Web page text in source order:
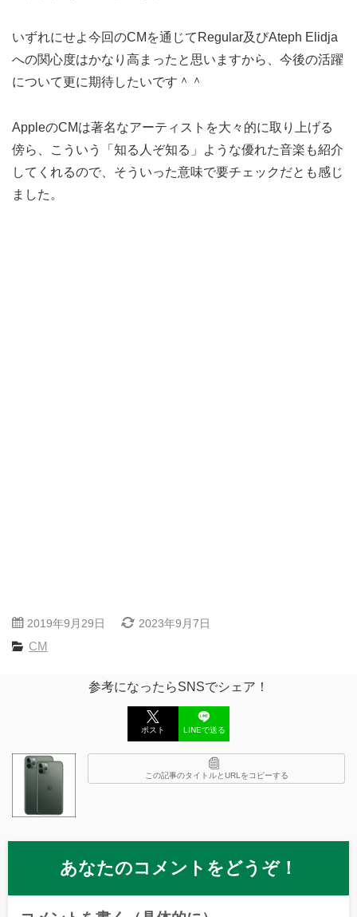
いずれにせよ今回のCMを通じてRegular及びAteph Elidja
への関心度はかなり高まったと思いますから、今後の活躍
について更に期待したいです＾＾
AppleのCMは著名なアーティストを大々的に取り上げる
傍ら、こういう「知る人ぞ知る」ような優れた音楽も紹介
してくれるので、そういった意味で要チェックだとも感じ
ました。
2019年9月29日 2023年9月7日
CM
参考になったらSNSでシェア！
ポスト LINEで送る
この記事のタイトルとURLをコピーする
あなたのコメントをどうぞ！